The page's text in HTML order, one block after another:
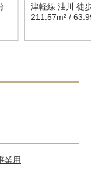
津軽線 油川 徒
211.57m² /
業用